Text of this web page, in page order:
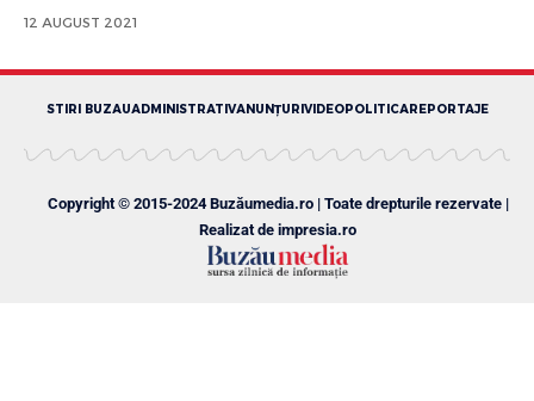
12 AUGUST 2021
STIRI BUZAUADMINISTRATIVANUNȚURIVIDEOPOLITICAREPORTAJE
Copyright © 2015-2024 Buzăumedia.ro | Toate drepturile rezervate |
Realizat de impresia.ro